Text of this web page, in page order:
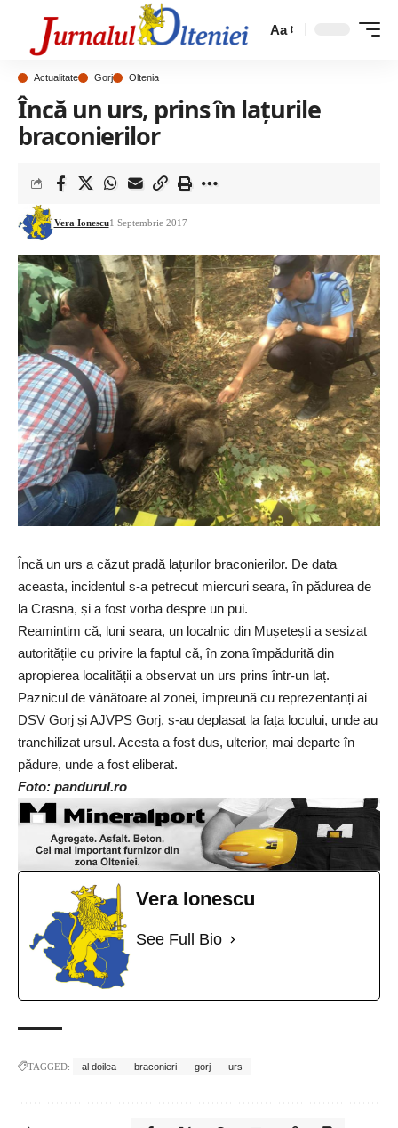
Aa
Actualitate Gorj Oltenia
Încă un urs, prins în lațurile
braconierilor
Vera Ionescu1 Septembrie 2017
Încă un urs a căzut pradă lațurilor braconierilor. De data
aceasta, incidentul s-a petrecut miercuri seara, în pădurea de
la Crasna, și a fost vorba despre un pui.
Reamintim că, luni seara, un localnic din Mușetești a sesizat
autoritățile cu privire la faptul că, în zona împădurită din
apropierea localității a observat un urs prins într-un laț.
Paznicul de vânătoare al zonei, împreună cu reprezentanți ai
DSV Gorj și AJVPS Gorj, s-au deplasat la fața locului, unde au
tranchilizat ursul. Acesta a fost dus, ulterior, mai departe în
pădure, unde a fost eliberat.
Foto: pandurul.ro
Vera Ionescu
See Full Bio
TAGGED: al doilea braconieri gorj urs